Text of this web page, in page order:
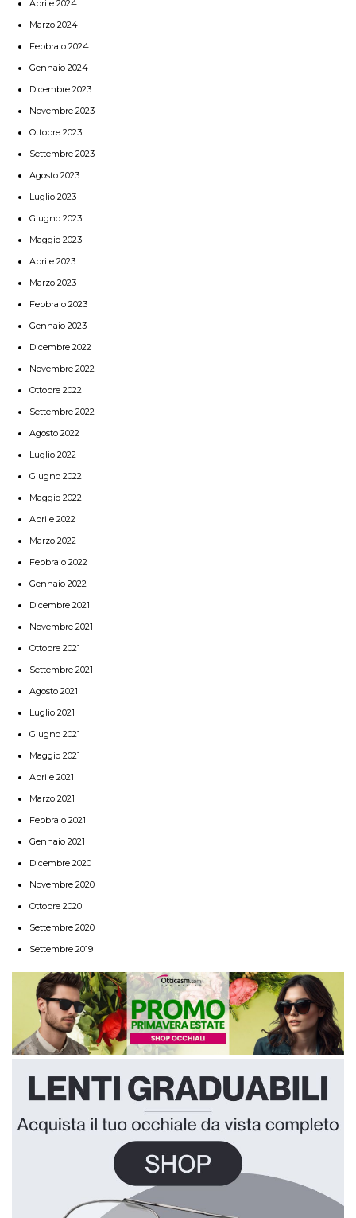
Aprile 2024
Marzo 2024
Febbraio 2024
Gennaio 2024
Dicembre 2023
Novembre 2023
Ottobre 2023
Settembre 2023
Agosto 2023
Luglio 2023
Giugno 2023
Maggio 2023
Aprile 2023
Marzo 2023
Febbraio 2023
Gennaio 2023
Dicembre 2022
Novembre 2022
Ottobre 2022
Settembre 2022
Agosto 2022
Luglio 2022
Giugno 2022
Maggio 2022
Aprile 2022
Marzo 2022
Febbraio 2022
Gennaio 2022
Dicembre 2021
Novembre 2021
Ottobre 2021
Settembre 2021
Agosto 2021
Luglio 2021
Giugno 2021
Maggio 2021
Aprile 2021
Marzo 2021
Febbraio 2021
Gennaio 2021
Dicembre 2020
Novembre 2020
Ottobre 2020
Settembre 2020
Settembre 2019